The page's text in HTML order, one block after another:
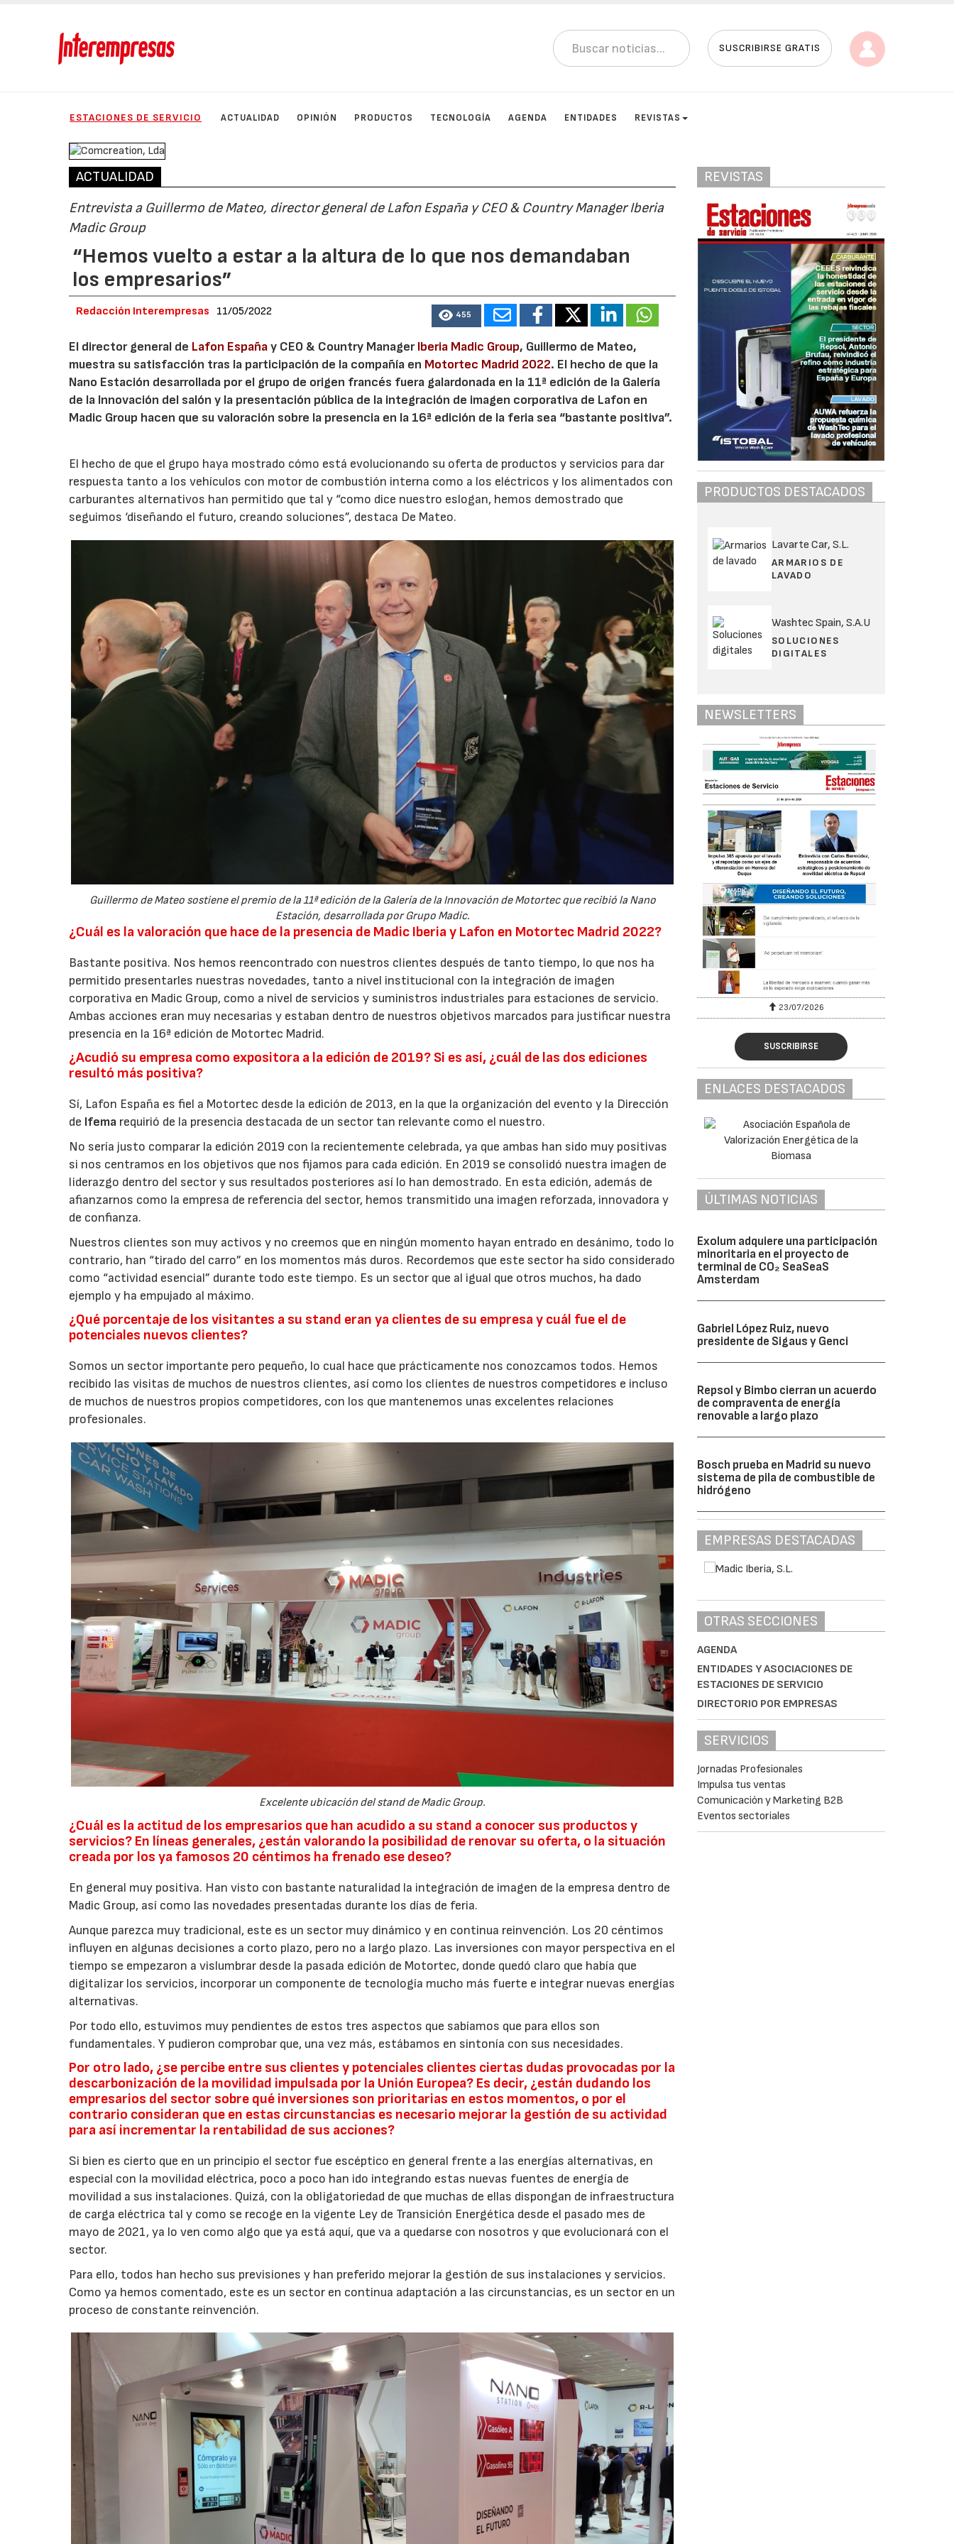
SUSCRIBIRSE GRATIS
ESTACIONES DE SERVICIO ACTUALIDAD OPINIÓN PRODUCTOS TECNOLOGÍA AGENDA ENTIDADES REVISTAS
ACTUALIDAD
Entrevista a Guillermo de Mateo, director general de Lafon España y CEO & Country Manager Iberia
Madic Group
“Hemos vuelto a estar a la altura de lo que nos demandaban
los empresarios”
Redacción Interempresas 11/05/2022 455
El director general de Lafon Españay CEO & Country ManagerIberia Madic Group, Guillermo de Mateo,
muestra su satisfacción tras la participación de la compañía en Motortec Madrid 2022. El hecho de que la
Nano Estación desarrollada por el grupo de origen francés fuera galardonada en la 11ª edición de la Galería
de la Innovación del salón y la presentación pública de la integración de imagen corporativa de Lafon en
Madic Group hacen que su valoración sobre la presencia en la 16ª edición de la feria sea “bastante positiva”.
El hecho de que el grupo haya mostrado cómo está evolucionando su oferta de productos y servicios para dar
respuesta tanto a los vehículos con motor de combustión interna como a los eléctricos y los alimentados con
carburantes alternativos han permitido que tal y “como dice nuestro eslogan, hemos demostrado que
seguimos ‘diseñando el futuro, creando soluciones”, destaca De Mateo.
Guillermo de Mateo sostiene el premio de la 11ª edición de la Galería de la Innovación de Motortec que recibió la Nano
Estación, desarrollada por Grupo Madic.
¿Cuál es la valoración que hace de la presencia de Madic Iberia y Lafon en Motortec Madrid 2022?
Bastante positiva. Nos hemos reencontrado con nuestros clientes después de tanto tiempo, lo que nos ha
permitido presentarles nuestras novedades, tanto a nivel institucional con la integración de imagen
corporativa en Madic Group, como a nivel de servicios y suministros industriales para estaciones de servicio.
Ambas acciones eran muy necesarias y estaban dentro de nuestros objetivos marcados para justificar nuestra
presencia en la 16ª edición de Motortec Madrid.
¿Acudió su empresa como expositora a la edición de 2019? Si es así, ¿cuál de las dos ediciones
resultó más positiva?
Sí, Lafon España es fiel a Motortec desde la edición de 2013, en la que la organización del evento y la Dirección
de Ifema requirió de la presencia destacada de un sector tan relevante como el nuestro.
No sería justo comparar la edición 2019 con la recientemente celebrada, ya que ambas han sido muy positivas
si nos centramos en los objetivos que nos fijamos para cada edición. En 2019 se consolidó nuestra imagen de
liderazgo dentro del sector y sus resultados posteriores así lo han demostrado. En esta edición, además de
afianzarnos como la empresa de referencia del sector, hemos transmitido una imagen reforzada, innovadora y
de confianza.
Nuestros clientes son muy activos y no creemos que en ningún momento hayan entrado en desánimo, todo lo
contrario, han “tirado del carro” en los momentos más duros. Recordemos que este sector ha sido considerado
como “actividad esencial” durante todo este tiempo. Es un sector que al igual que otros muchos, ha dado
ejemplo y ha empujado al máximo.
¿Qué porcentaje de los visitantes a su stand eran ya clientes de su empresa y cuál fue el de
potenciales nuevos clientes?
Somos un sector importante pero pequeño, lo cual hace que prácticamente nos conozcamos todos. Hemos
recibido las visitas de muchos de nuestros clientes, así como los clientes de nuestros competidores e incluso
de muchos de nuestros propios competidores, con los que mantenemos unas excelentes relaciones
profesionales.
Excelente ubicación del stand de Madic Group.
¿Cuál es la actitud de los empresarios que han acudido a su stand a conocer sus productos y
servicios? En líneas generales, ¿están valorando la posibilidad de renovar su oferta, o la situación
creada por los ya famosos 20 céntimos ha frenado ese deseo?
En general muy positiva. Han visto con bastante naturalidad la integración de imagen de la empresa dentro de
Madic Group, así como las novedades presentadas durante los días de feria.
Aunque parezca muy tradicional, este es un sector muy dinámico y en continua reinvención. Los 20 céntimos
influyen en algunas decisiones a corto plazo, pero no a largo plazo. Las inversiones con mayor perspectiva en el
tiempo se empezaron a vislumbrar desde la pasada edición de Motortec, donde quedó claro que había que
digitalizar los servicios, incorporar un componente de tecnología mucho más fuerte e integrar nuevas energías
alternativas.
Por todo ello, estuvimos muy pendientes de estos tres aspectos que sabíamos que para ellos son
fundamentales. Y pudieron comprobar que, una vez más, estábamos en sintonía con sus necesidades.
Por otro lado, ¿se percibe entre sus clientes y potenciales clientes ciertas dudas provocadas por la
descarbonización de la movilidad impulsada por la Unión Europea? Es decir, ¿están dudando los
empresarios del sector sobre qué inversiones son prioritarias en estos momentos, o por el
contrario consideran que en estas circunstancias es necesario mejorar la gestión de su actividad
para así incrementar la rentabilidad de sus acciones?
Si bien es cierto que en un principio el sector fue escéptico en general frente a las energías alternativas, en
especial con la movilidad eléctrica, poco a poco han ido integrando estas nuevas fuentes de energía de
movilidad a sus instalaciones. Quizá, con la obligatoriedad de que muchas de ellas dispongan de infraestructura
de carga eléctrica tal y como se recoge en la vigente Ley de Transición Energética desde el pasado mes de
mayo de 2021, ya lo ven como algo que ya está aquí, que va a quedarse con nosotros y que evolucionará con el
sector.
Para ello, todos han hecho sus previsiones y han preferido mejorar la gestión de sus instalaciones y servicios.
Como ya hemos comentado, este es un sector en continua adaptación a las circunstancias, es un sector en un
proceso de constante reinvención.
REVISTAS
PRODUCTOS DESTACADOS
Lavarte Car, S.L.
ARMARIOS DE
LAVADO
Washtec Spain, S.A.U
SOLUCIONES
DIGITALES
NEWSLETTERS
30/07/2026
SUSCRIBIRSE
ENLACES DESTACADOS
ÚLTIMAS NOTICIAS
Exolum adquiere una participación
minoritaria en el proyecto de
terminal de CO₂ SeaSeaS
Amsterdam
Gabriel López Ruiz, nuevo
presidente de Sigaus y Genci
Repsol y Bimbo cierran un acuerdo
de compraventa de energía
renovable a largo plazo
Bosch prueba en Madrid su nuevo
sistema de pila de combustible de
hidrógeno
EMPRESAS DESTACADAS
OTRAS SECCIONES
AGENDA
ENTIDADES Y ASOCIACIONES DE
ESTACIONES DE SERVICIO
DIRECTORIO POR EMPRESAS
SERVICIOS
Jornadas Profesionales
Impulsa tus ventas
Comunicación y Marketing B2B
Eventos sectoriales